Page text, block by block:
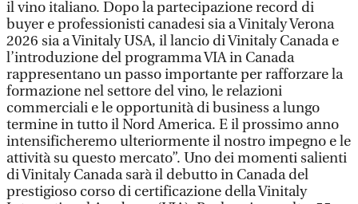
il vino italiano. Dopo la partecipazione record di
buyer e professionisti canadesi sia a Vinitaly Verona
2026 sia a Vinitaly USA, il lancio di Vinitaly Canada e
l’introduzione del programma VIA in Canada
rappresentano un passo importante per rafforzare la
formazione nel settore del vino, le relazioni
commerciali e le opportunità di business a lungo
termine in tutto il Nord America. E il prossimo anno
intensificheremo ulteriormente il nostro impegno e le
attività su questo mercato”. Uno dei momenti salienti
di Vinitaly Canada sarà il debutto in Canada del
prestigioso corso di certificazione della Vinitaly